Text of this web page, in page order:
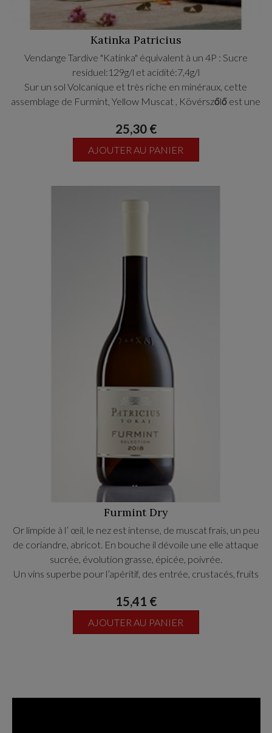
Katinka Patricius
Vendange Tardive "Katinka" équivalent à un 4P : Sucre
residuel:129g/l et acidité:7,4g/l
Sur un sol Volcanique et très riche en minéraux, cette
assemblage de Furmint, Yellow Muscat , Kövérszőlő est une
statuts il en sort un vin merveilleux.
Excellente minéralité et un zest d’acidité, équilibré, ce vin
plein de cremosité possède une grande longueur en
25,30 €
AJOUTER AU PANIER
Furmint Dry
Or limpide à l’ œil, le nez est intense, de muscat frais, un peu
de coriandre, abricot. En bouche il dévoile une elle attaque
sucrée, évolution grasse, épicée, poivrée.
Un vins superbe pour l’apéritif, des entrée, crustacés, fruits
secs, Hongrie
15,41 €
AJOUTER AU PANIER